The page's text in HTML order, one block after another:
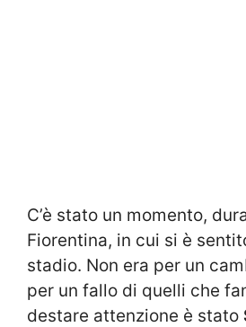
C’è stato un momento,
Fiorentina, in cui si è
stadio. Non era per un
per un fallo di quelli che
destare attenzione è stato